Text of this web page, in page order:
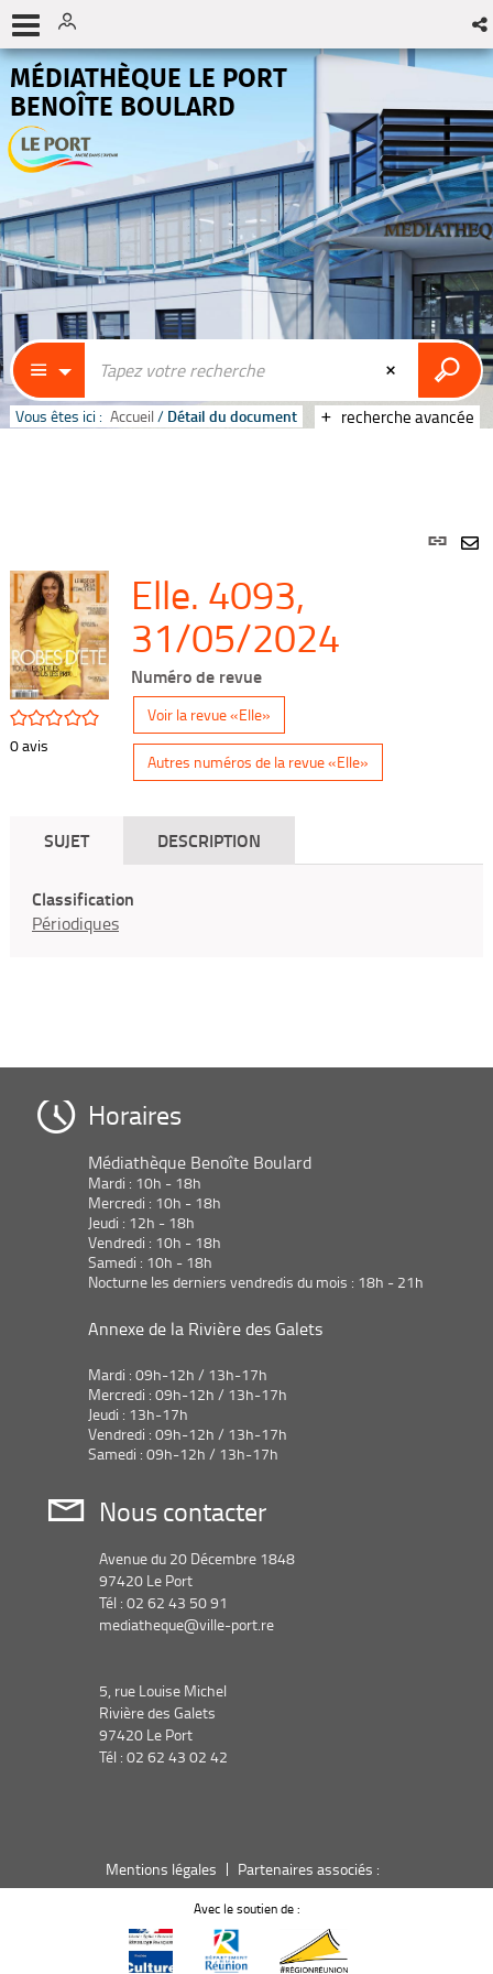
MÉDIATHÈQUE LE PORT
BENOÎTE BOULARD
recherche avancée
Vous êtes ici : Accueil / Détail du document
Lien
/5
0avis
Elle. 4093,
31/05/2024
Numéro de revue
Voir la revue «Elle»
Autres numéros de la revue «Elle»
SUJET DESCRIPTION
Classification
Périodiques
Horaires
Médiathèque Benoîte Boulard
Mardi : 10h - 18h
Mercredi : 10h - 18h
Jeudi : 12h - 18h
Vendredi : 10h - 18h
Samedi : 10h - 18h
Nocturne les derniers vendredis du mois : 18h - 21h
Annexe de la Rivière des Galets
Mardi : 09h-12h / 13h-17h
Mercredi : 09h-12h / 13h-17h
Jeudi : 13h-17h
Vendredi : 09h-12h / 13h-17h
Samedi : 09h-12h / 13h-17h
Nous contacter
Avenue du 20 Décembre 1848
97420 Le Port
Tél : 02 62 43 50 91
mediatheque@ville-port.re
5, rue Louise Michel
Rivière des Galets
97420 Le Port
Tél : 02 62 43 02 42
Mentions légales Partenaires associés :
Avec le soutien de :